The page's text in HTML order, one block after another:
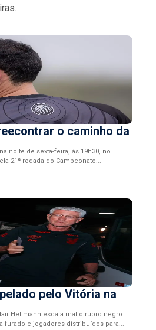
o caminho da
noite de sexta-feira, às 19h30, no
21ª rodada do Campeonato...
pelo Vitória na
Hellmann escala mal o rubro negro
furado e jogadores distribuídos para...